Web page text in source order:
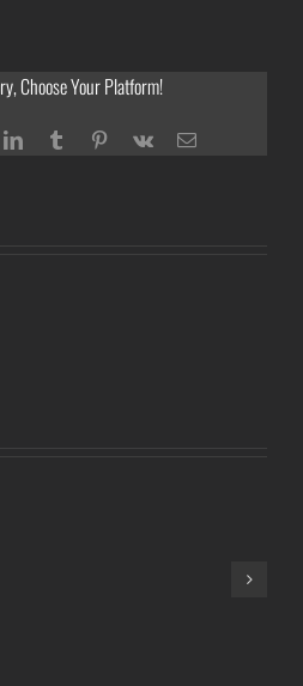
Choose Your Platform!
LinkedInTumblrPinterest
Vk
E-